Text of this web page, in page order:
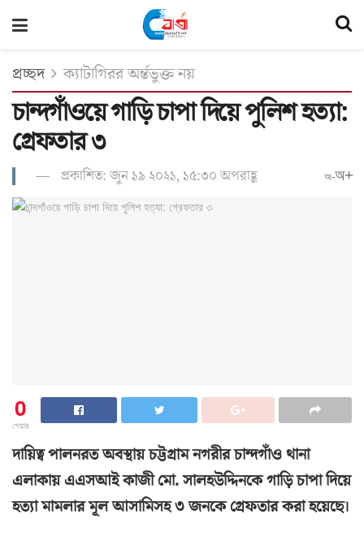
প্রচ্ছদ ক্যাটাগিরর অর্ন্তভুক্ত নয়
চান্দগাঁওয়ে গাড়ি চাপা দিয়ে পুলিশ হত্যা:
গ্রেফতার ৩
প্রকাশিত: জুন ১৯ ২০২১, ১৫:৩০ অপরাহ্ণ অ-অ+
0
শেয়ার
দায়িত্ব পালনরত অবস্থায় চট্টগ্রাম নগরীর চান্দগাঁও থানা
এলাকায় এএসআই কাজী মো. সালহউদ্দিনকে গাড়ি চাপা দিয়ে
হত্যা মামলার মূল আসামিসহ ৩ জনকে গ্রেফতার করা হয়েছে।